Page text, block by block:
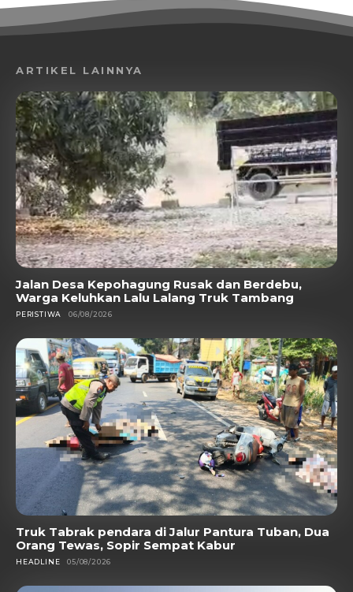
ARTIKEL LAINNYA
Jalan Desa Kepohagung Rusak dan Berdebu,
Warga Keluhkan Lalu Lalang Truk Tambang
PERISTIWA 06/08/2026
Truk Tabrak pendara di Jalur Pantura Tuban, Dua
Orang Tewas, Sopir Sempat Kabur
HEADLINE 05/08/2026